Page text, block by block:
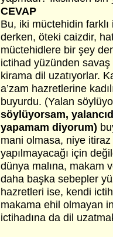
CEVAP
Bu, iki müctehidin
derken, öteki caizdir,
müctehidlere bir şey
ictihad yüzünden savaş
kirama dil uzatıyorlar.
a’zam hazretlerine
buyurdu. (Yalan
söylüyorsam,
yapamam diyorum)
mani olmasa, niye
yapılmayacağı için
dünya malına, makam
daha başka sebepler
hazretleri ise, kendi
makama ehil olmayan
ictihadına da dil